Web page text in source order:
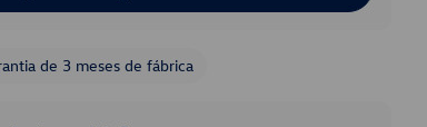
de 3 meses de fábrica